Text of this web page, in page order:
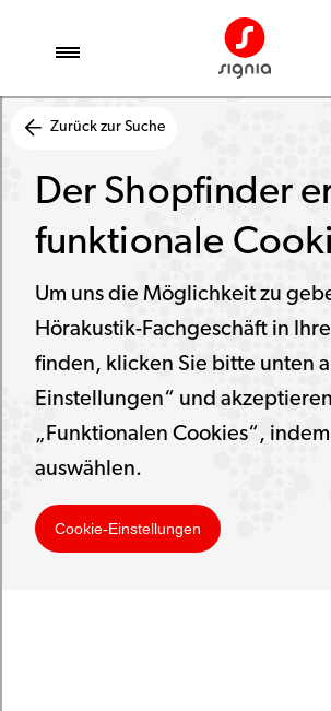
Zurück zur Suche
Der Shopfinder
funktionale
Um uns die Möglichkeit zu
Hörakustik-Fachgeschäft in
finden, klicken Sie bitte unten
Einstellungen“ und
„Funktionalen Cookies“, indem
auswählen.
Cookie-Einstellungen